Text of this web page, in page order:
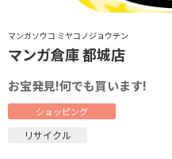
マンガソウコ ミヤコノジョウテン
マンガ倉庫 都城店
お宝発見!何でも買います!
ショッピング
リサイクル